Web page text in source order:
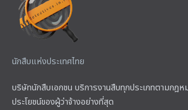
นักสืบแห่งประเทศไทย
บริษัทนักสืบเอกชน บริการงานสืบทุกประเภทตามกฎ
ประโยชน์ของผู้ว่าจ้างอย่างที่สุด